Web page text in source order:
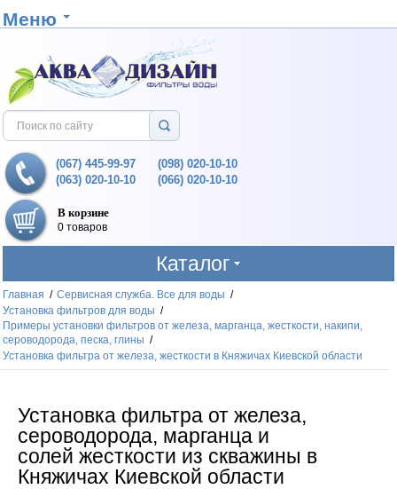
Меню
(067) 445-99-97
(063) 020-10-10
(098) 020-10-10
(066) 020-10-10
В корзине
0 товаров
Каталог
Главная / Сервисная служба. Все для воды /
Установка фильтров для воды /
Примеры установки фильтров от железа, марганца, жесткости, накипи,
сероводорода, песка, глины /
Установка фильтра от железа, жесткости в Княжичах Киевской области
Установка фильтра от железа,
сероводорода, марганца и
солей жесткости из скважины в
Княжичах Киевской области